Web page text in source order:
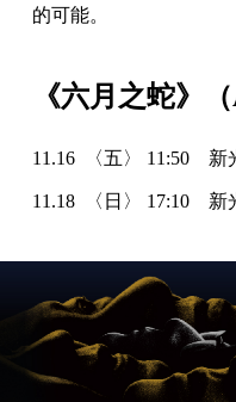
的可能。
《六月之蛇》
11.16 〈五〉 11:50 新
11.18 〈日〉 17:10 新